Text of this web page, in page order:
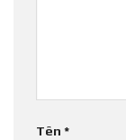
Tên *